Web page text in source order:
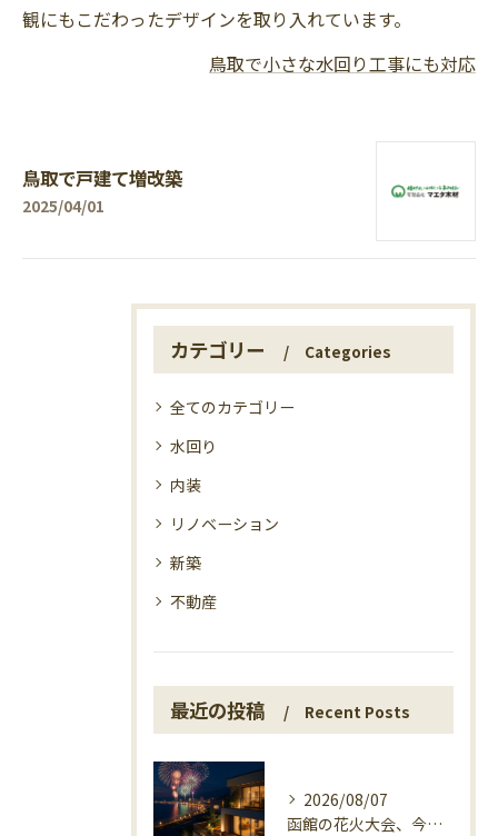
観にもこだわったデザインを取り入れています。
鳥取で小さな水回り工事にも対応
鳥取で戸建て増改築
2025/04/01
カテゴリー Categories
全てのカテゴリー
水回り
内装
リノベーション
新築
不動産
最近の投稿 Recent Posts
2026/08/07
函館の花火大会、今日の開催確認と湯の川の夜